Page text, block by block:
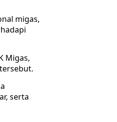
migas,
Migas,
serta